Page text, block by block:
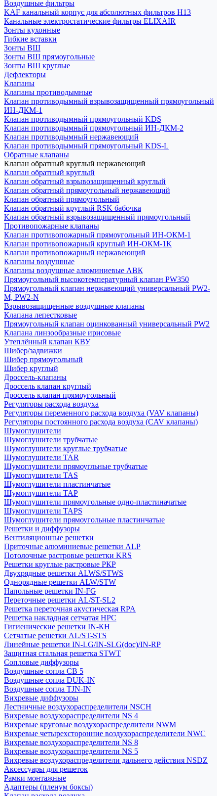
Воздушные фильтры
KAF канальный корпус для абсолютных фильтров H13
Канальные электростатические фильтры ELIXAIR
Зонты кухонные
Гибкие вставки
Зонты ВШ
Зонты ВШ прямоугольные
Зонты ВШ круглые
Дефлекторы
Клапаны
Клапаны противодымные
Клапан противодымный взрывозащищенный прямоугольный
ИН-ДКМ-1
Клапан противодымный прямоугольный KDS
Клапан противодымный прямоугольный ИН-ДКМ-2
Клапан противодымный нержавеющий
Клапан противодымный прямоугольный KDS-L
Обратные клапаны
Клапан обратный круглый нержавеющий
Клапан обратный круглый
Клапан обратный взрывозащищенный круглый
Клапан обратный прямоугольный нержавеющий
Клапан обратный прямоугольный
Клапан обратный круглый RSK бабочка
Клапан обратный взрывозащищенный прямоугольный
Противопожарные клапаны
Клапан противопожарный прямоугольный ИН-ОКМ-1
Клапан противопожарный круглый ИН-ОКМ-1К
Клапан противопожарный нержавеющий
Клапаны воздушные
Клапаны воздушные алюминиевые АВК
Прямоугольный высокотемпературный клапан PW350
Прямоугольный клапан нержавеющий универсальный PW2-
M, PW2-N
Взрывозащищенные воздушные клапаны
Клапана лепестковые
Прямоугольный клапан оцинкованный универсальный PW2
Клапана линзообразные ирисовые
Утеплённый клапан КВУ
Шибер/задвижки
Шибер прямоугольный
Шибер круглый
Дроссель-клапаны
Дроссель клапан круглый
Дроссель клапан прямоугольный
Регуляторы расхода воздуха
Регуляторы переменного расхода воздуха (VAV клапаны)
Регуляторы постоянного расхода воздуха (CAV клапаны)
Шумоглушители
Шумоглушители трубчатые
Шумоглушители круглые трубчатые
Шумоглушители TAR
Шумоглушители прямоугльные трубчатые
Шумоглушители TAS
Шумоглушители пластинчатые
Шумоглушители TAP
Шумоглушители прямоугольные одно-пластиначатые
Шумоглушители TAPS
Шумоглушители прямоугольные пластинчатые
Решетки и диффузоры
Вентиляционные решетки
Приточные алюминиевые решетки ALP
Потолочные растровые решетки KRS
Решетки круглые растровые РКР
Двухрядные решетки ALWS/STWS
Однорядные решетки ALW/STW
Напольные решетки IN-FG
Переточные решетки AL/ST-SL2
Решетка переточная акустическая RPA
Решетка накладная сетчатая НРС
Гигиенические решетки IN-КН
Сетчатые решетки AL/ST-STS
Линейные решетки IN-LG/IN-SLG(doc)/IN-RP
Защитная стальная решетка STWT
Сопловые диффузоры
Воздушные сопла СВ 5
Воздушные сопла DUK-IN
Воздушные сопла TJN-IN
Вихревые диффузоры
Лестничные воздухораспределители NSCH
Вихревые воздухораспределители NS 4
Вихревые круговые воздухораспределители NWM
Вихревые четырехсторонние воздухораспределители NWC
Вихревые воздухораспределители NS 8
Вихревые воздухораспределители NS 5
Вихревые воздухораспределители дальнего действия NSDZ
Аксессуары для решеток
Рамки монтажные
Адаптеры (пленум боксы)